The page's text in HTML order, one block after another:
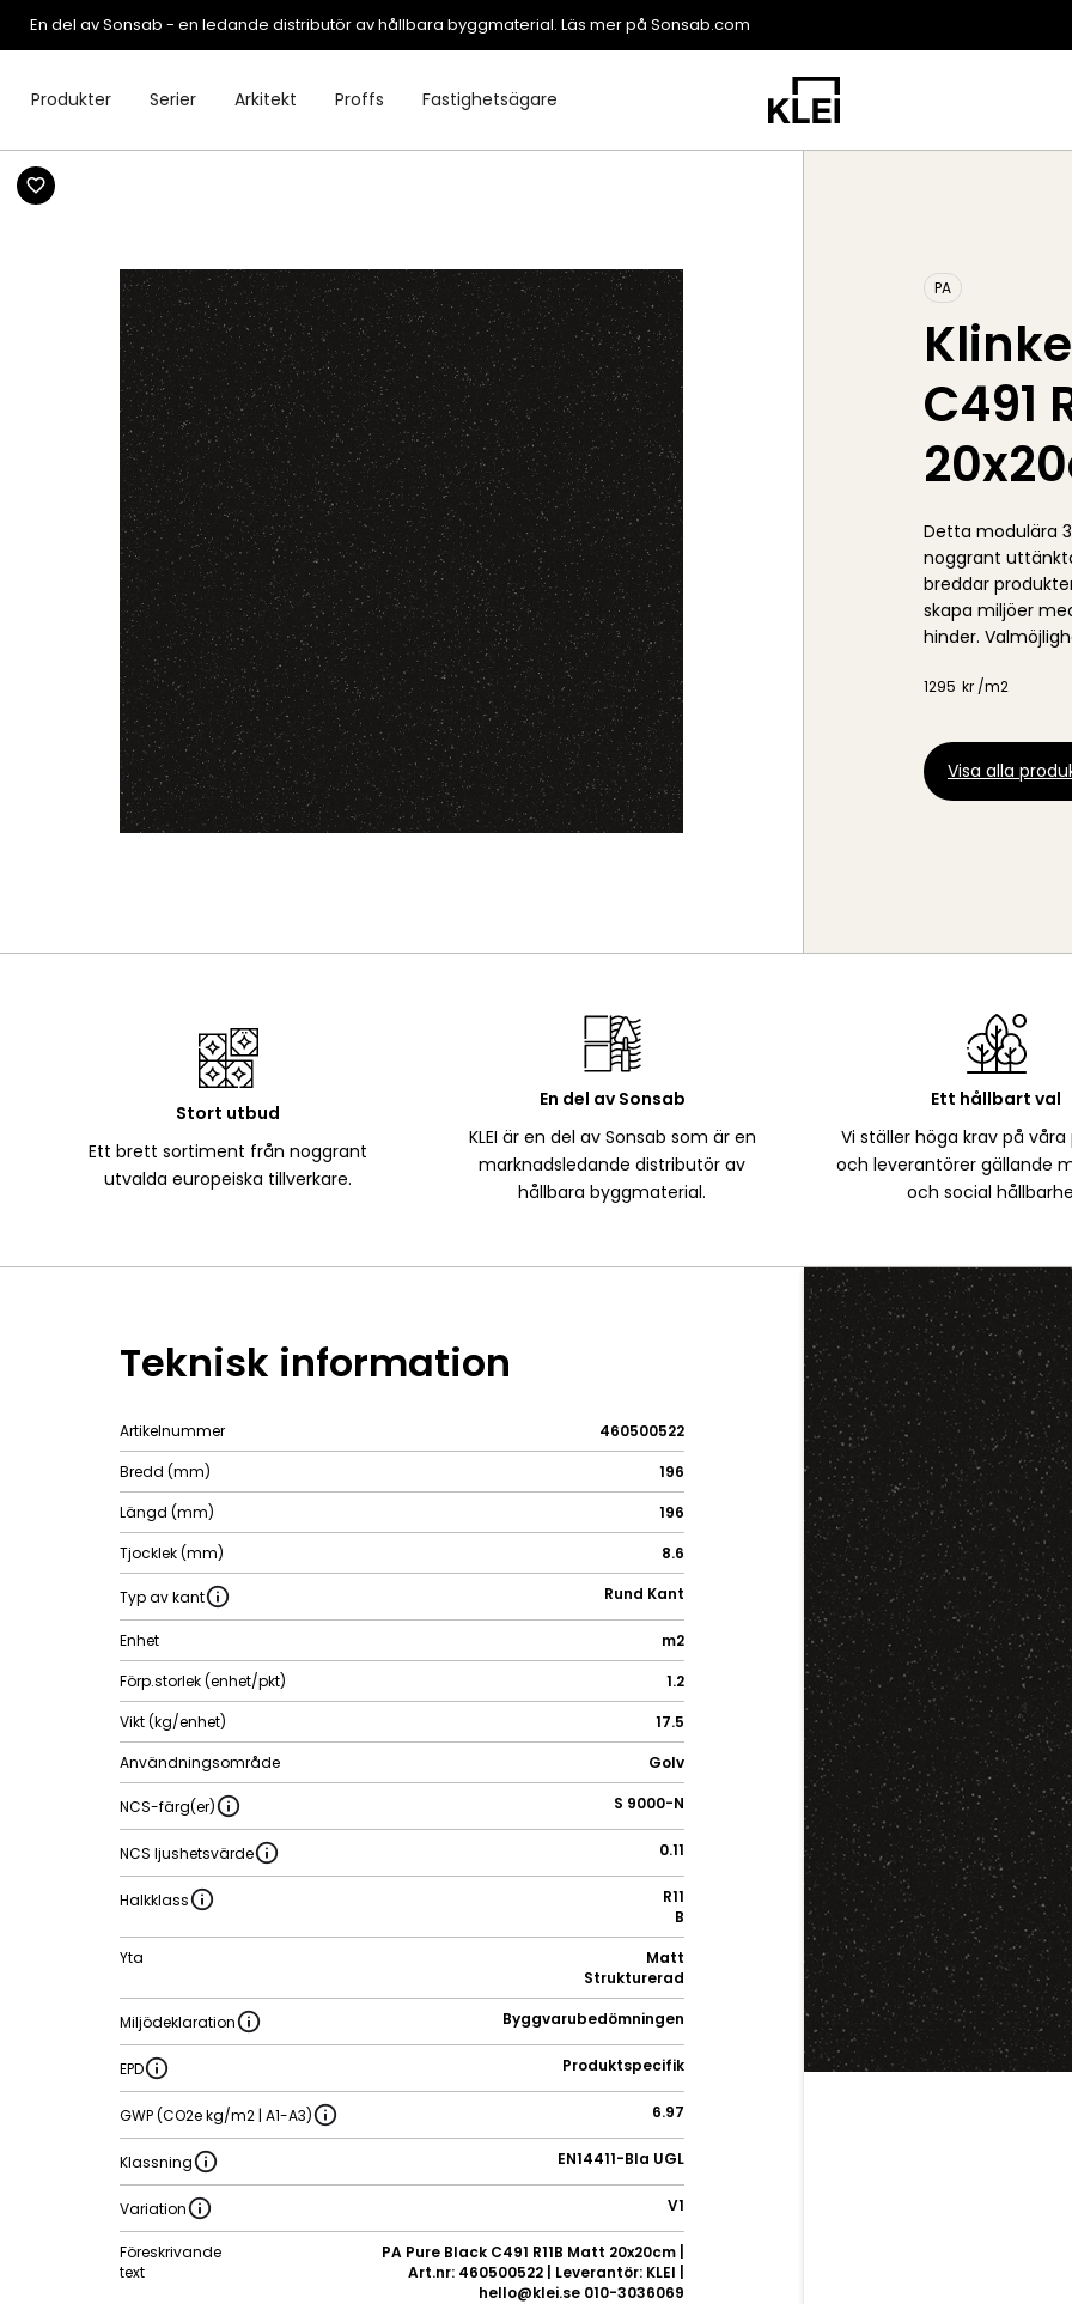
En del av Sonsab - en ledande distributör av hållbara byggmaterial. Läs mer på Sonsab.com
Produkter Serier Arkitekt Proffs Fastighetsägare
PA
C491
Detta modulära
noggrant
breddar
skapa miljöer
hinder.
1295 kr /m2
Visa alla
Stort utbud
Ett brett sortiment från noggrant
utvalda europeiska tillverkare.
En del av Sonsab
KLEI är en del av Sonsab som är en
marknadsledande distributör av
hållbara byggmaterial.
Ett hållbart val
Vi ställer höga krav på
och leverantörer gällande
och social
Teknisk information
Artikelnummer
460500522
Bredd (mm)
196
Längd (mm)
196
Tjocklek (mm)
8.6
Typ av kant Rund Kant
Enhet
m2
Förp.storlek (enhet/pkt)
1.2
Vikt (kg/enhet)
17.5
Användningsområde
Golv
NCS-färg(er) S 9000-N
NCS ljushetsvärde 0.11
Halkklass
R11
B
Yta
Matt
Strukturerad
Miljödeklaration Byggvarubedömningen
EPD Produktspecifik
GWP (CO2e kg/m2 | A1-A3) 6.97
Klassning EN14411-BIa UGL
Variation V1
Föreskrivande
text
PA Pure Black C491 R11B Matt 20x20cm |
Art.nr: 460500522 | Leverantör: KLEI |
hello@klei.se 010-3036069